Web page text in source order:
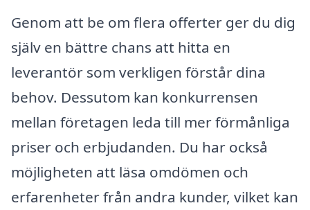
Genom att be om flera offerter ger du dig
själv en bättre chans att hitta en
leverantör som verkligen förstår dina
behov. Dessutom kan konkurrensen
mellan företagen leda till mer förmånliga
priser och erbjudanden. Du har också
möjligheten att läsa omdömen och
erfarenheter från andra kunder, vilket kan